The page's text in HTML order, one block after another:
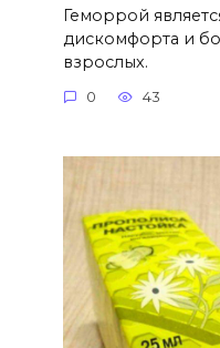
Геморрой
дискомфорта и
взрослых.
0 43